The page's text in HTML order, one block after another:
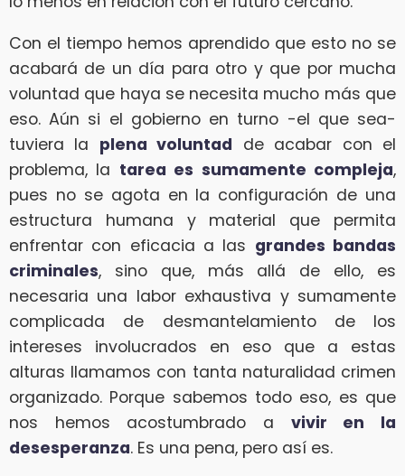
Con el tiempo hemos aprendido que esto no se
acabará de un día para otro y que por mucha
voluntad que haya se necesita mucho más que
eso. Aún si el gobierno en turno -el que sea-
tuviera la plena voluntad de acabar con el
problema, la tarea es sumamente compleja,
pues no se agota en la configuración de una
estructura humana y material que permita
enfrentar con eficacia a las grandes bandas
criminales, sino que, más allá de ello, es
necesaria una labor exhaustiva y sumamente
complicada de desmantelamiento de los
intereses involucrados en eso que a estas
alturas llamamos con tanta naturalidad crimen
organizado. Porque sabemos todo eso, es que
nos hemos acostumbrado a vivir en la
desesperanza. Es una pena, pero así es.